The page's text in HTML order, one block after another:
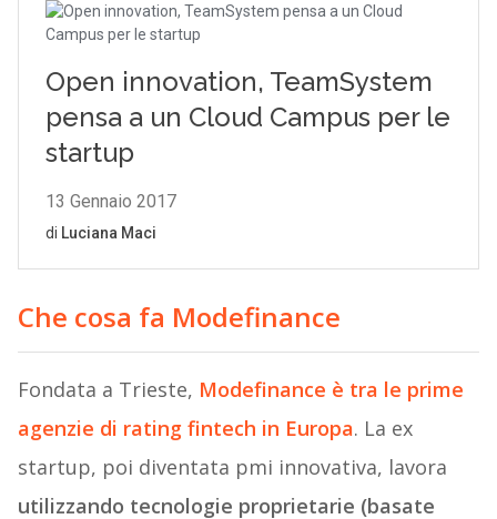
Che cosa fa Modefinance
Fondata a Trieste, Modefinance è tra le prime
agenzie di rating fintech in Europa. La ex
startup, poi diventata pmi innovativa, lavora
utilizzando tecnologie proprietarie (basate